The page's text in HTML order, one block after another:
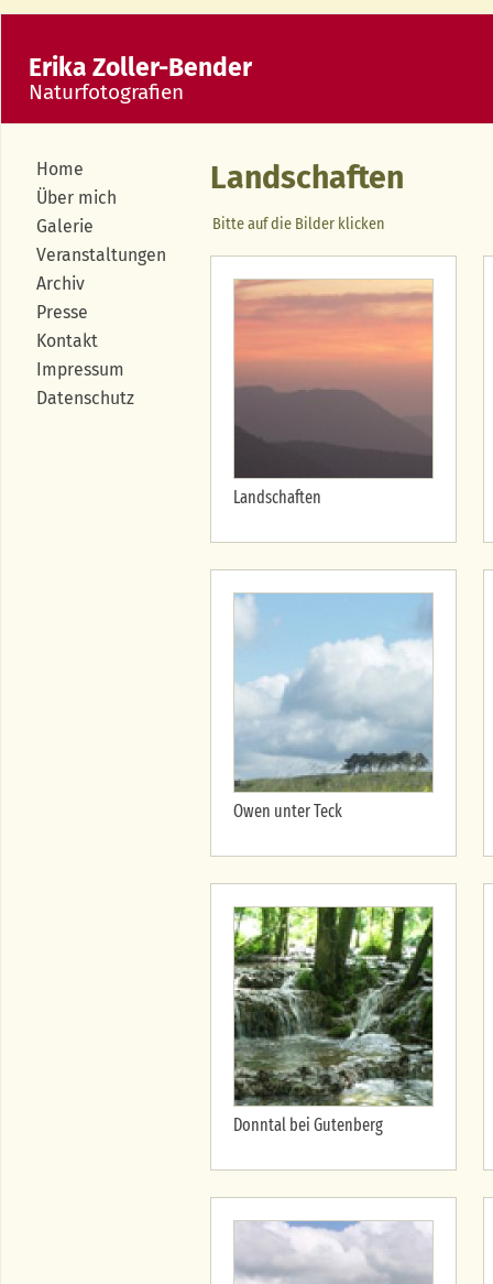
Erika Zoller-Bender
Naturfotografien
Home
Über mich
Galerie
Veranstaltungen
Archiv
Presse
Kontakt
Impressum
Datenschutz
Landschaften
Bitte auf die Bilder klicken
Landschaften
Owen unter Teck
Donntal bei Gutenberg